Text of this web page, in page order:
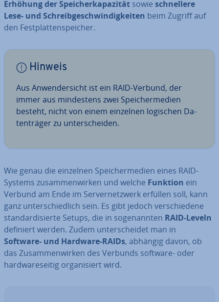
Erhöhung der Spei­cher­ka­pa­zi­tät sowie schnel­le­re
Lese- und Schreib­ge­schwin­dig­kei­ten beim Zugriff auf
den Fest­plat­ten­spei­cher.
Hinweis
Aus An­wen­der­sicht ist ein RAID-Verbund, der
immer aus min­des­tens zwei Spei­cher­me­di­en
besteht, nicht von einem einzelnen logischen Da­
ten­trä­ger zu un­ter­schei­den.
Wie genau die einzelnen Spei­cher­me­di­en eines RAID-
Systems zu­sam­men­wir­ken und welche Funktion ein
Verbund am Ende im Ser­ver­netz­werk erfüllen soll, kann
ganz un­ter­schied­lich sein. Es gibt jedoch ver­schie­de­ne
stan­dar­di­sier­te Setups, die in so­ge­nann­ten RAID-Leveln
definiert werden. Zudem un­ter­schei­det man in
Software- und Hardware-RAIDs, abhängig davon, ob
das Zu­sam­men­wir­ken des Verbunds software- oder
hard­ware­sei­tig or­ga­ni­siert wird.